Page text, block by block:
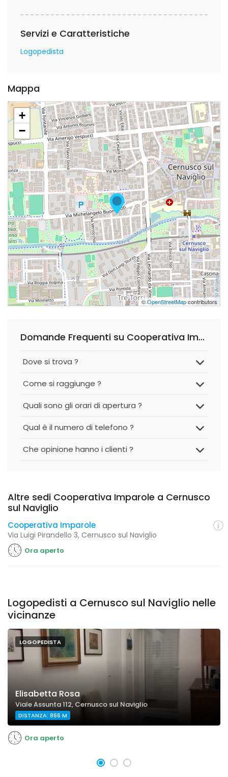
Servizi e Caratteristiche
Logopedista
Mappa
+
−
©OpenStreetMapcontributors
Domande Frequenti su Cooperativa Imparole
Dove si trova ?
Come si raggiunge ?
Quali sono gli orari di apertura ?
Qual è il numero di telefono ?
Che opinione hanno i clienti ?
Altre sedi Cooperativa Imparole a Cernusco
sul Naviglio
Cooperativa Imparole
Via Luigi Pirandello 3, Cernusco sul Naviglio
Ora aperto
Logopedisti a Cernusco sul Naviglio nelle
vicinanze
LOGOPEDISTA
Elisabetta Rosa
Viale Assunta 112, Cernusco sul Naviglio
DISTANZA: 866 M
Ora aperto